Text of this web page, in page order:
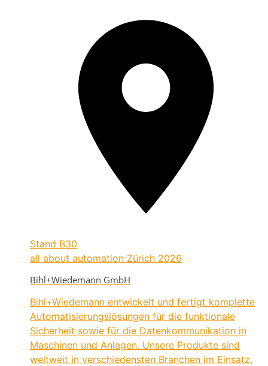
Stand B30
all about automation Zürich 2026
Bihl+Wiedemann GmbH
Bihl+Wiedemann entwickelt und fertigt komplette
Automatisierungslösungen für die funktionale
Sicherheit sowie für die Datenkommunikation in
Maschinen und Anlagen. Unsere Produkte sind
weltweit in verschiedensten Branchen im Einsatz,